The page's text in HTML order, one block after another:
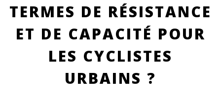
TERMES DE RÉSISTANCE
ET DE CAPACITÉ POUR
LES CYCLISTES
URBAINS ?